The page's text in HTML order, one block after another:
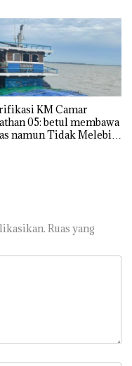
KM Camar
05: betul membawa
namun Tidak Melebihi
Ruas yang